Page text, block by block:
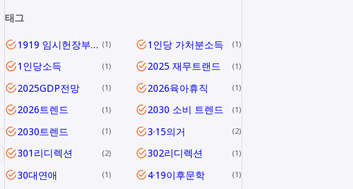
태그
1919 임시헌장부터 헌법 제1조까지 1 1인당 가처분소득 1
1인당소득 1 2025 재무트랜드 1
2025GDP전망 1 2026육아휴직 1
2026트렌드 1 2030 소비 트렌드 1
2030트렌드 1 3·15의거 2
301리디렉션 2 302리디렉션 1
30대연애 1 4·19이후문학 1